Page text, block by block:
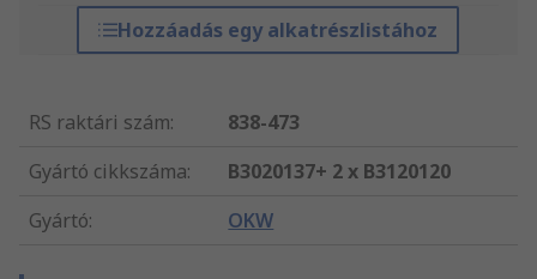
Hozzáadás egy alkatrészlistához
RS raktári szám:
838-473
Gyártó cikkszáma:
B3020137+ 2 x B3120120
Gyártó: OKW